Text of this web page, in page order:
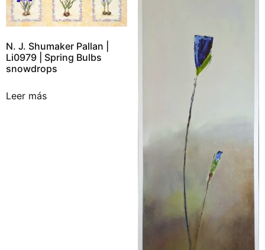
N. J. Shumaker Pallan |
Li0979 | Spring Bulbs
snowdrops
Leer más